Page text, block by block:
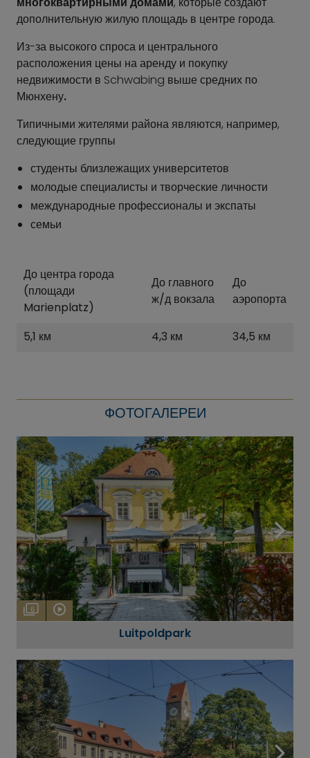
дополнительную жилую площадь в центре города.
Из-за высокого спроса и центрального
расположения цены на аренду и покупку
недвижимости в Schwabing выше средних по
Мюнхену.
Типичными жителями района являются, например,
следующие группы
студенты близлежащих университетов
молодые специалисты и творческие личности
международные профессионалы и экспаты
семьи
До центра города
(площади
Marienplatz)
До главного
ж/д вокзала
До
аэропорта
5,1 км 4,3 км 34,5 км
ФОТОГАЛЕРЕИ
6
Luitpoldpark